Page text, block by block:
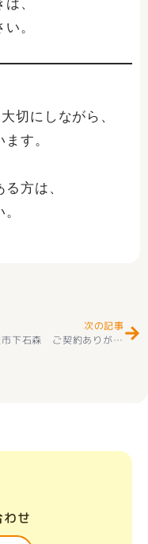
、
。
大切にしながら、
す。
方は、
次の記事
☆山梨市下石森 ご契約ありがとうございました｜心より感謝申し上げます☆
せ